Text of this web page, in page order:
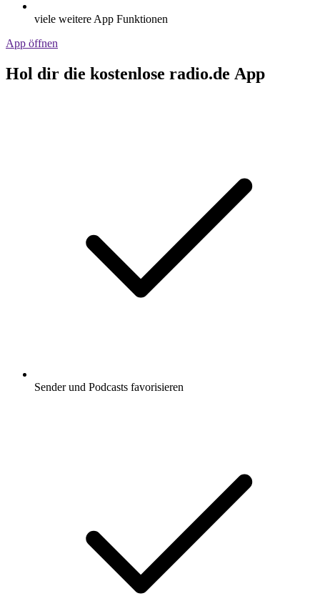
viele weitere App Funktionen
App öffnen
Hol dir die kostenlose radio.de App
Sender und Podcasts favorisieren